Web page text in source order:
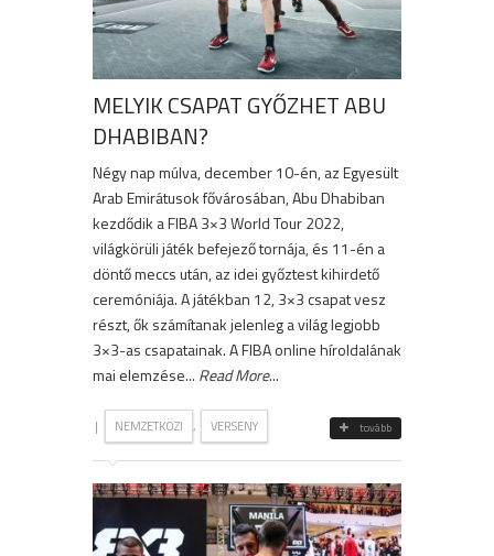
MELYIK CSAPAT GYŐZHET ABU
DHABIBAN?
Négy nap múlva, december 10-én, az Egyesült
Arab Emirátusok fővárosában, Abu Dhabiban
kezdődik a FIBA 3×3 World Tour 2022,
világkörüli játék befejező tornája, és 11-én a
döntő meccs után, az idei győztest kihirdető
ceremóniája. A játékban 12, 3×3 csapat vesz
részt, ők számítanak jelenleg a világ legjobb
3×3-as csapatainak. A FIBA online híroldalának
mai elemzése... Read More...
| NEMZETKÖZI , VERSENY tovább